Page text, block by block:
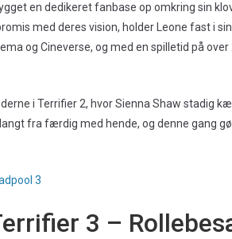
en dedikeret fanbase op omkring sin
med deres vision, holder Leone fast i
og Cineverse, og med en spilletid på
i Terrifier 2, hvor Sienna Shaw stadig
fra færdig med hende, og denne gang
3
3 –